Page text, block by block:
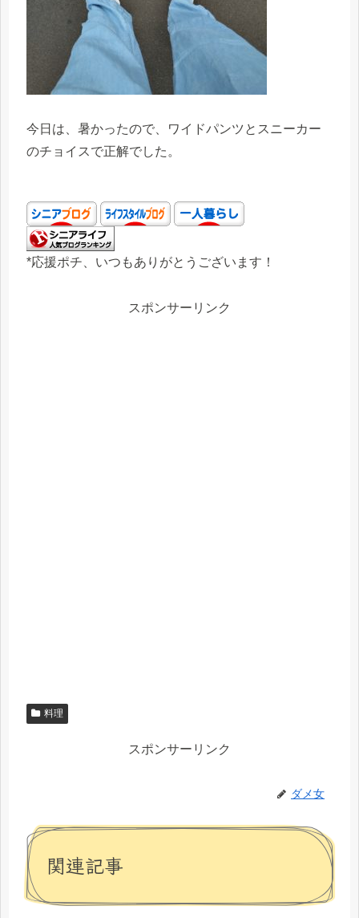
今日は、暑かったので、ワイドパンツとスニーカー
のチョイスで正解でした。
*応援ポチ、いつもありがとうございます！
スポンサーリンク
料理
スポンサーリンク
ダメ女
関連記事